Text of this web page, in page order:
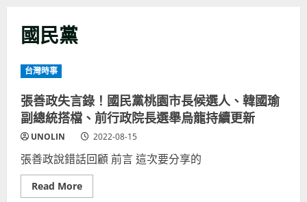
國民黨
台灣時事
張善政失言錄！國民黨桃園市長候選人、韓國瑜
副總統搭檔、前行政院長選舉烏龍持續更新
UNOLIN 2022-08-15
張善政說錯話回顧 前言 這次要分享的
Read MoreRead
more